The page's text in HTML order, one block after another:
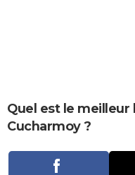
Carte de Noël
Carte Bonne année
Carte Saint-Valentin
Carte Pâques
Carte d'anniversaire
DICTIONNAIRE
Dictionnaire
Biographies
Citations
Expressions
Proverbes
PROGRAMME TV
Quel est le meilleur
Cucharmoy ?